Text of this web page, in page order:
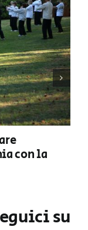
con la
su